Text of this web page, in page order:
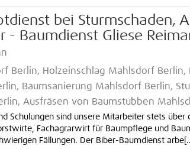
bei Sturmschaden,
- Baumdienst Gliese
Berlin, Holzeinschlag Mahlsdorf
Baumsanierung Mahlsdorf Berlin,
Ausfräsen von Baumstubben
Schulungen sind unsere Mitarbeiter stets
Fachagrarwirt für Baumpflege und
Fällungen. Der Biber-Baumdienst